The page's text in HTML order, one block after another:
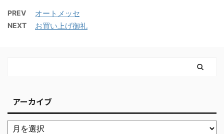
PREV オートメッセ
NEXT お買い上げ御礼
アーカイブ